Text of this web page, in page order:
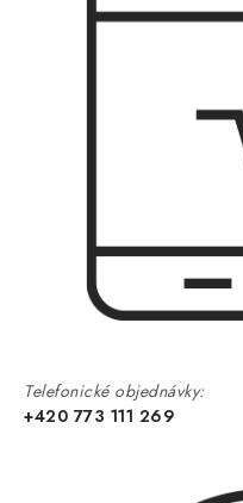
Telefonické objednávky:
+420 773 111 269